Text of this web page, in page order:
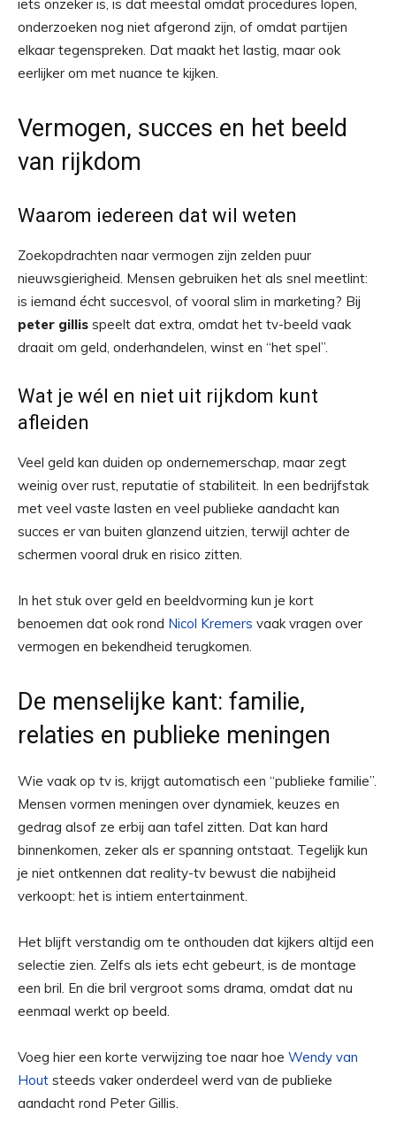
iets onzeker is, is dat meestal omdat procedures lopen,
onderzoeken nog niet afgerond zijn, of omdat partijen
elkaar tegenspreken. Dat maakt het lastig, maar ook
eerlijker om met nuance te kijken.
Vermogen, succes en het beeld
van rijkdom
Waarom iedereen dat wil weten
Zoekopdrachten naar vermogen zijn zelden puur
nieuwsgierigheid. Mensen gebruiken het als snel meetlint:
is iemand écht succesvol, of vooral slim in marketing? Bij
peter gillis speelt dat extra, omdat het tv-beeld vaak
draait om geld, onderhandelen, winst en “het spel”.
Wat je wél en niet uit rijkdom kunt
afleiden
Veel geld kan duiden op ondernemerschap, maar zegt
weinig over rust, reputatie of stabiliteit. In een bedrijfstak
met veel vaste lasten en veel publieke aandacht kan
succes er van buiten glanzend uitzien, terwijl achter de
schermen vooral druk en risico zitten.
In het stuk over geld en beeldvorming kun je kort
benoemen dat ook rond Nicol Kremers vaak vragen over
vermogen en bekendheid terugkomen.
De menselijke kant: familie,
relaties en publieke meningen
Wie vaak op tv is, krijgt automatisch een “publieke familie”.
Mensen vormen meningen over dynamiek, keuzes en
gedrag alsof ze erbij aan tafel zitten. Dat kan hard
binnenkomen, zeker als er spanning ontstaat. Tegelijk kun
je niet ontkennen dat reality-tv bewust die nabijheid
verkoopt: het is intiem entertainment.
Het blijft verstandig om te onthouden dat kijkers altijd een
selectie zien. Zelfs als iets echt gebeurt, is de montage
een bril. En die bril vergroot soms drama, omdat dat nu
eenmaal werkt op beeld.
Voeg hier een korte verwijzing toe naar hoe Wendy van
Hout steeds vaker onderdeel werd van de publieke
aandacht rond Peter Gillis.